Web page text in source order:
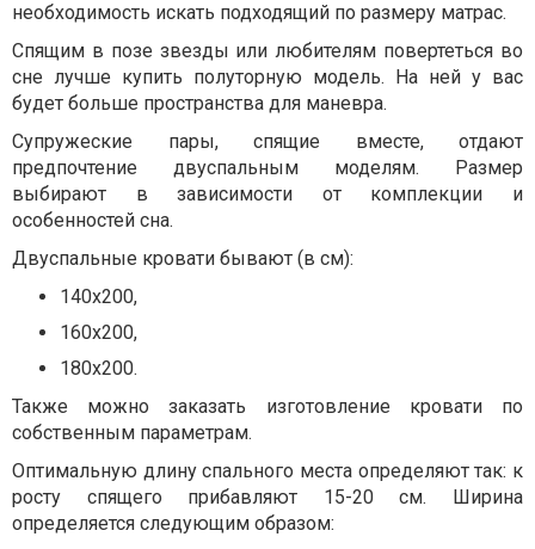
необходимость искать подходящий по размеру матрас.
Спящим в позе звезды или любителям повертеться во
сне лучше купить полуторную модель. На ней у вас
будет больше пространства для маневра.
Супружеские пары, спящие вместе, отдают
предпочтение двуспальным моделям. Размер
выбирают в зависимости от комплекции и
особенностей сна.
Двуспальные кровати бывают (в см):
140х200,
160х200,
180х200.
Также можно заказать изготовление кровати по
собственным параметрам.
Оптимальную длину спального места определяют так: к
росту спящего прибавляют 15-20 см. Ширина
определяется следующим образом: